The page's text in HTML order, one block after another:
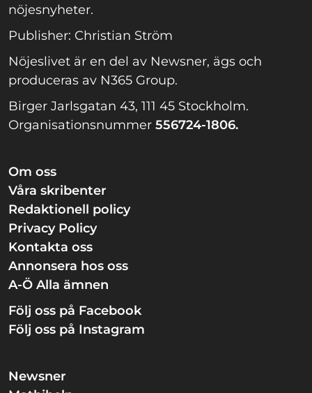
nöjesnyheter.
Publisher: Christian Ström
Nöjeslivet är en del av Newsner, ägs och
produceras av N365 Group.
Birger Jarlsgatan 43, 111 45 Stockholm.
Organisationsnummer 556724-1806.
Om oss
Våra skribenter
Redaktionell policy
Privacy Policy
Kontakta oss
Annonsera hos oss
A-Ö Alla ämnen
Följ oss på Facebook
Följ oss på Instagram
Newsner